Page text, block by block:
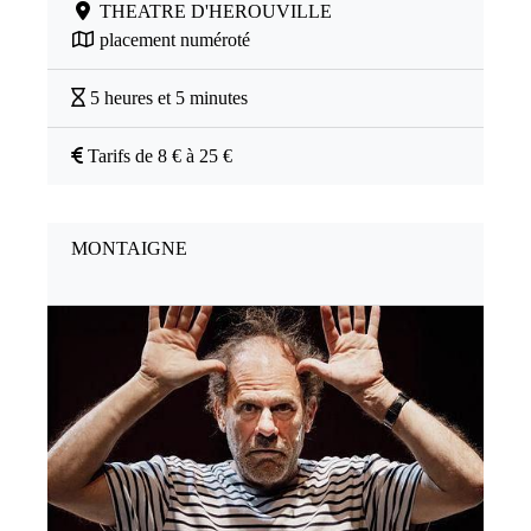
THEATRE D'HEROUVILLE
placement numéroté
5 heures et 5 minutes
Tarifs de 8 € à 25 €
MONTAIGNE